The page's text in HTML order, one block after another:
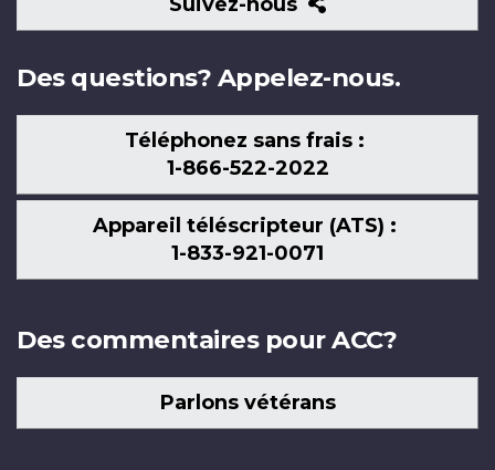
nous
Des questions? Appelez-nous.
Téléphonez sans frais :
1-866-522-2022
Appareil téléscripteur (ATS) :
1-833-921-0071
Des commentaires pour ACC?
Parlons vétérans